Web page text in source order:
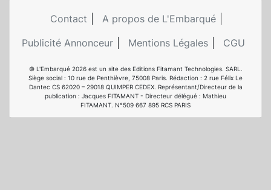
Contact
A propos de L'Embarqué
Publicité Annonceur
Mentions Légales CGU
© L'Embarqué 2026 est un site des Editions Fitamant Technologies. SARL.
Siège social : 10 rue de Penthièvre, 75008 Paris. Rédaction : 2 rue Félix Le
Dantec CS 62020 – 29018 QUIMPER CEDEX. Représentant/Directeur de la
publication : Jacques FITAMANT - Directeur délégué : Mathieu
FITAMANT. N°509 667 895 RCS PARIS